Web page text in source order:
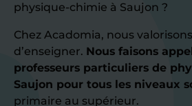
physique-chimie à Saujon ?
Chez Acadomia, nous
d’enseigner. Nous faisons
professeurs particuliers de
Saujon pour tous les niveaux
primaire au supérieur.